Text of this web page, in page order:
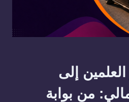
إلى
من بوابة